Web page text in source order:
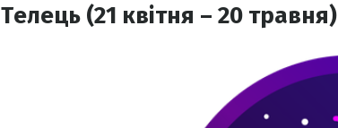
Телець (21 квітня – 20 травня)